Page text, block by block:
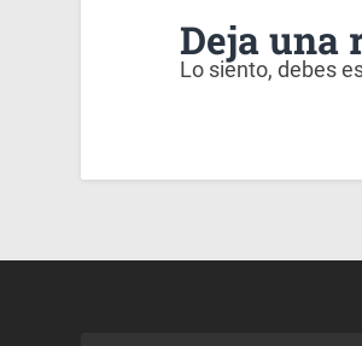
Deja una
Lo siento, debes